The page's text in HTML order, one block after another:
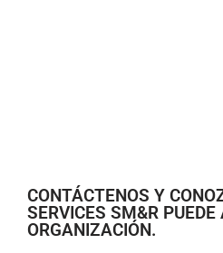
CONTÁCTENOS Y
SERVICES SM&R PUEDE
ORGANIZACIÓN.